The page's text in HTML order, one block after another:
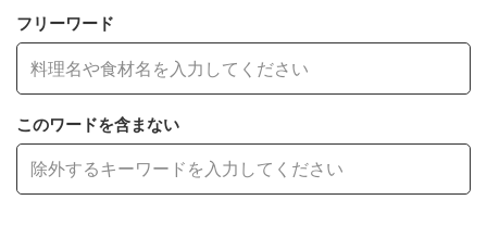
フリーワード
このワードを含まない